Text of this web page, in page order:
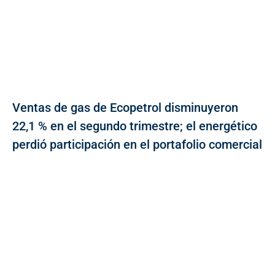
Ventas de gas de Ecopetrol disminuyeron
22,1 % en el segundo trimestre; el energético
perdió participación en el portafolio comercial